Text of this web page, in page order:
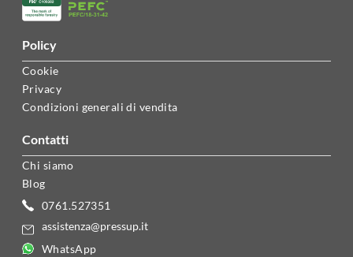
policy
Cookie
Privacy
Condizioni generali di vendita
contatti
Chi siamo
Blog
0761.527351
assistenza@pressup.it
WhatsApp